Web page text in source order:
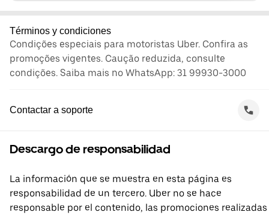
Términos y condiciones
Condições especiais para motoristas Uber. Confira as
promoções vigentes. Caução reduzida, consulte
condições. Saiba mais no WhatsApp: 31 99930-3000
Contactar a soporte
Descargo de responsabilidad
La información que se muestra en esta página es
responsabilidad de un tercero. Uber no se hace
responsable por el contenido, las promociones realizadas